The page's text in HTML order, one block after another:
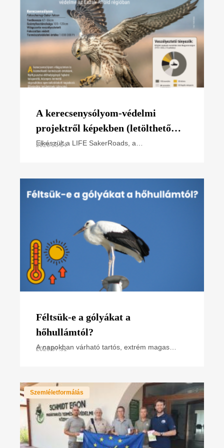
A kerecsenysólyom-védelmi
projektről képekben (letölthető
poszter)
Elkészült a LIFE SakerRoads, a
2026.08.04
Féltsük-e a gólyákat a
hőhullámtól?
A napokban várható tartós, extrém magas
2026.07.31
Szemléletformálás